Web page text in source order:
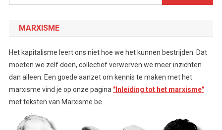
naar:
MARXISME
Het kapitalisme leert ons niet hoe we het kunnen bestrijden. Dat
moeten we zelf doen, collectief verwerven we meer inzichten
dan alleen. Een goede aanzet om kennis te maken met het
marxisme vind je op onze pagina "Inleiding tot het marxisme"
met teksten van Marxisme.be